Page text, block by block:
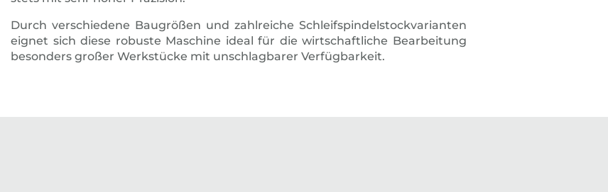
Durch verschiedene Baugrößen und zahlreiche Schleifspindelstockvarianten
eignet sich diese robuste Maschine ideal für die wirtschaftliche Bearbeitung
besonders großer Werkstücke mit unschlagbarer Verfügbarkeit.